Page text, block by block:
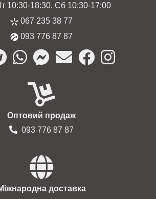
10:30-18:30, Сб 10:30-17:00
067 235 38 77
093 776 87 87
Оптовий продаж
093 776 87 87
доставка